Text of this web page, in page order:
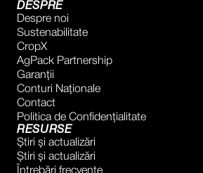
DESPRE
Despre noi
Sustenabilitate
CropX
AgPack Partnership
Garanţii
Conturi Naţionale
Contact
Politica de Confidențialitate
RESURSE
Știri și actualizări
Știri și actualizări
Întrebări frecvente